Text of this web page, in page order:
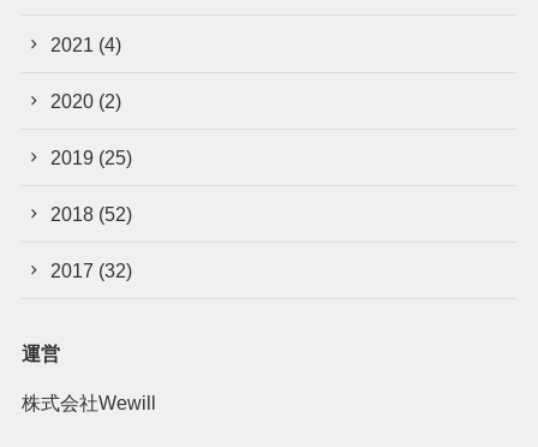
2021 (4)
2020 (2)
2019 (25)
2018 (52)
2017 (32)
運営
株式会社Wewill